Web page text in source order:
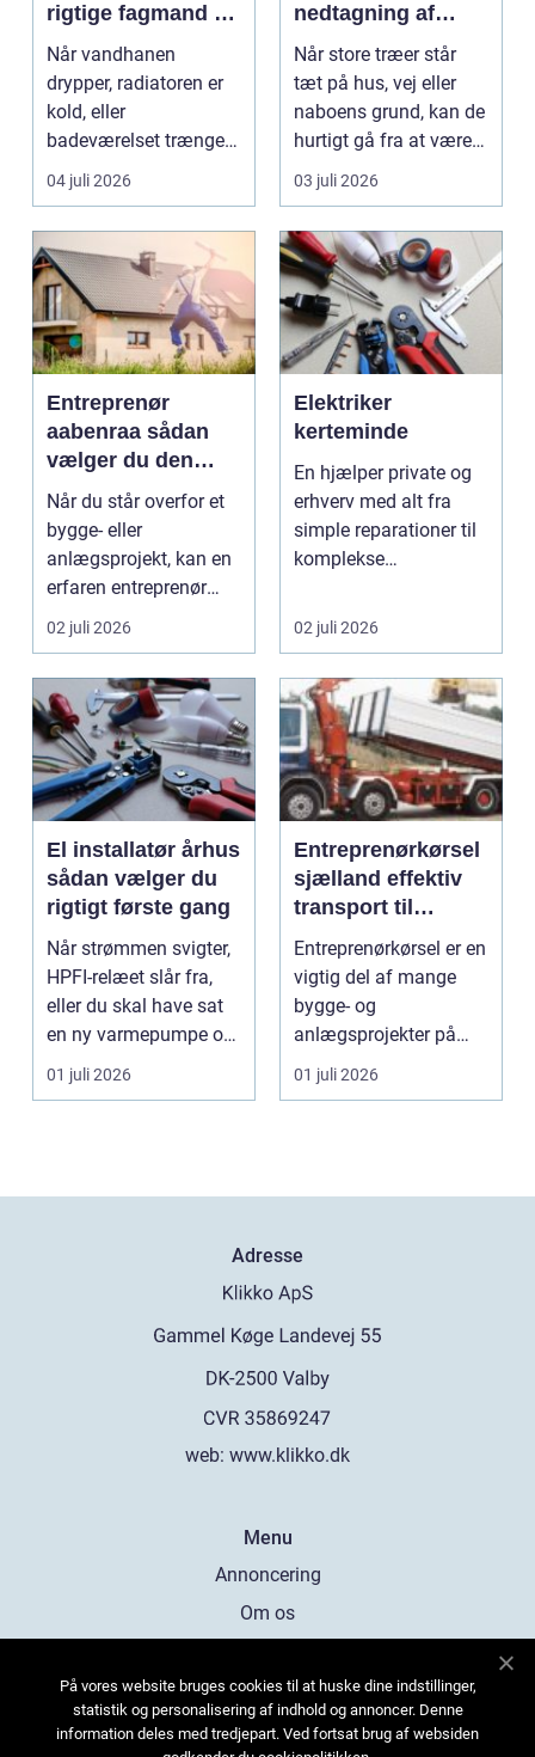
rigtige fagmand til
vand, varme og
energi
Når vandhanen
drypper, radiatoren er
kold, eller
badeværelset trænger
til en gennemgribende
renoveri...
04 juli 2026
nedtagning af
store og
besværlige træer
Når store træer står
tæt på hus, vej eller
naboens grund, kan de
hurtigt gå fra at være
smukke til a...
03 juli 2026
Entreprenør
aabenraa sådan
vælger du den
rette til dit projekt
Når du står overfor et
bygge- eller
anlægsprojekt, kan en
erfaren entreprenør
Aabenraa være
forskell...
02 juli 2026
Elektriker
kerteminde
En hjælper private og
erhverv med alt fra
simple reparationer til
komplekse
02 juli 2026
El installatør århus
sådan vælger du
rigtigt første gang
Når strømmen svigter,
HPFI-relæet slår fra,
eller du skal have sat
en ny varmepumpe op,
er en profes...
01 juli 2026
Entreprenørkørsel
sjælland effektiv
transport til
bygge- og
anlægsopgaver
Entreprenørkørsel er en
vigtig del af mange
bygge- og
anlægsprojekter på
Sjælland. Når jord skal
fly...
01 juli 2026
Adresse
web: www.klikko.dk
Menu
Annoncering
Om os
Kontakt os
Sitemap
På vores website bruges cookies til at huske dine indstillinger,
statistik og personalisering af indhold og annoncer. Denne
information deles med tredjepart. Ved fortsat brug af websiden